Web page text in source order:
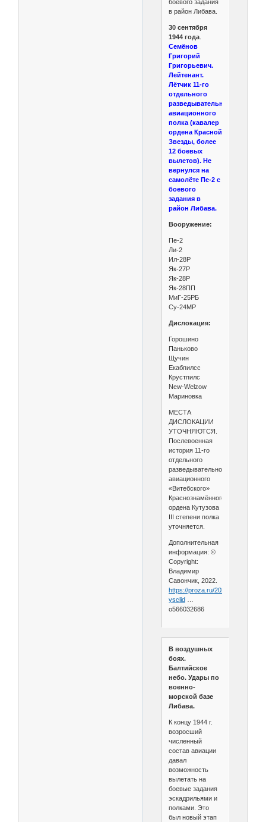
боевого задания
в район Либава.
30 сентября
1944 года.
Семёнов
Григорий
Григорьевич.
Лейтенант.
Лётчик 11-го
отдельного
разведывательного
авиационного
полка (кавалер
ордена Красной
Звезды, более
12 боевых
вылетов). Не
вернулся на
самолёте Пе-2 с
боевого
задания в
район Либава.
Вооружение:
Пе-2
Ли-2
Ил-28Р
Як-27Р
Як-28Р
Як-28ПП
МиГ-25РБ
Су-24МР
Дислокация:
Горошино
Паньково
Щучин
Екабпилсс
Крустпилс
New-Welzow
Мариновка
МЕСТА
ДИСЛОКАЦИИ
УТОЧНЯЮТСЯ.
Послевоенная
история 11-го
отдельного
разведывательного
авиационного
«Витебского»
Краснознамённого
ордена Кутузова
III степени полка
уточняется.
Дополнительная
информация: ©
Copyright:
Владимир
Савончик, 2022.
https://proza.ru/2022/09/24/1595?
ysclid …
o566032686
В воздушных
боях.
Балтийское
небо. Удары по
военно-
морской базе
Либава.
К концу 1944 г.
возросший
численный
состав авиации
давал
возможность
вылетать на
боевые задания
эскадрильями и
полками. Это
был новый этап